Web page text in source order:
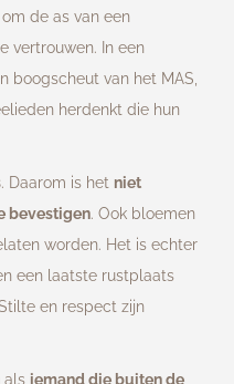
de as van een
vertrouwen. In een
boogscheut van het MAS,
herdenkt die hun
. Daarom is het niet
bevestigen. Ook bloemen
worden. Het is echter
een laatste rustplaats
en respect zijn
als iemand die buiten de